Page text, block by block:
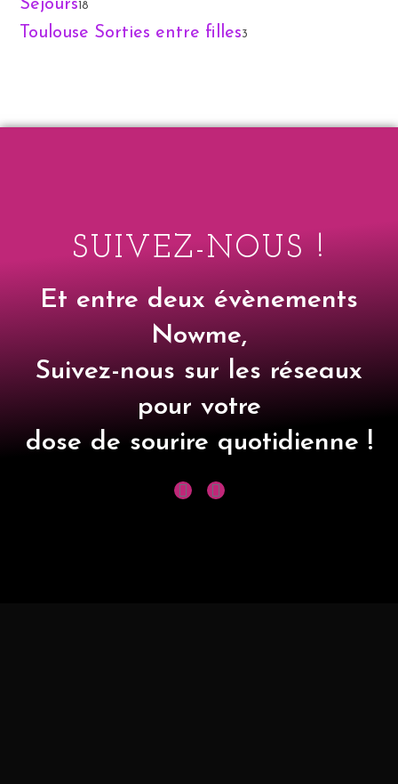
Séjours 18
Toulouse Sorties entre filles3
SUIVEZ-NOUS !
Et entre deux évènements
Nowme,
Suivez-nous sur les réseaux
pour votre
dose de sourire quotidienne !